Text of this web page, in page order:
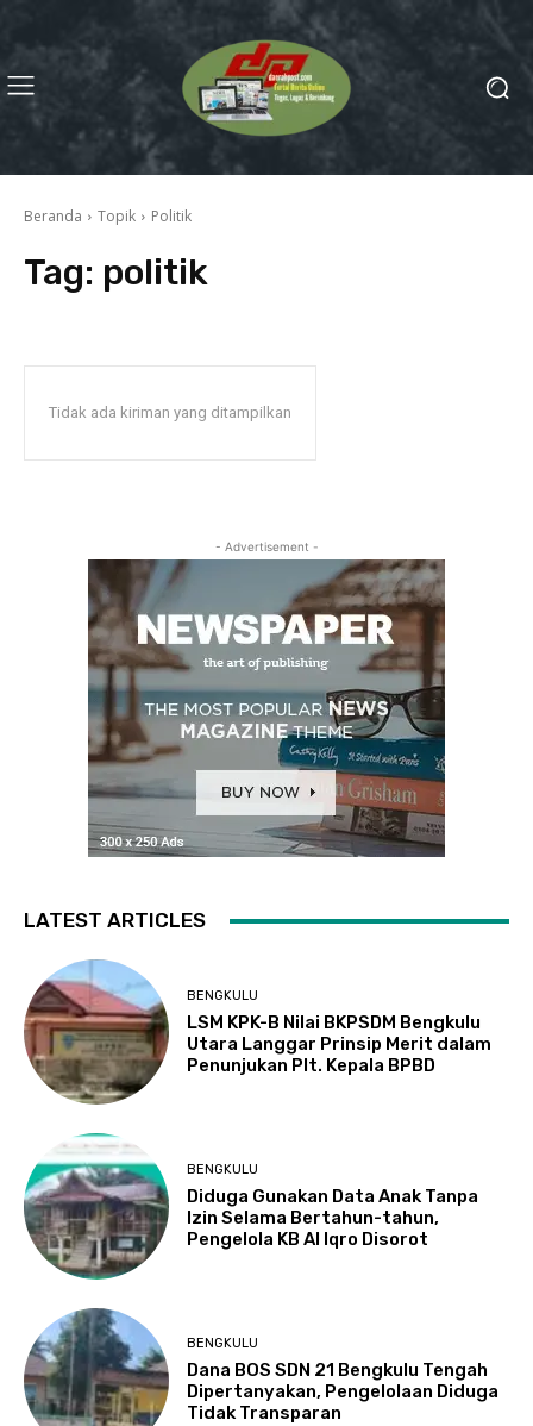
Beranda Topik Politik
Tag: politik
Tidak ada kiriman yang ditampilkan
- Advertisement -
LATEST ARTICLES
BENGKULU
LSM KPK-B Nilai BKPSDM Bengkulu
Utara Langgar Prinsip Merit dalam
Penunjukan Plt. Kepala BPBD
BENGKULU
Diduga Gunakan Data Anak Tanpa
Izin Selama Bertahun-tahun,
Pengelola KB Al Iqro Disorot
BENGKULU
Dana BOS SDN 21 Bengkulu Tengah
Dipertanyakan, Pengelolaan Diduga
Tidak Transparan